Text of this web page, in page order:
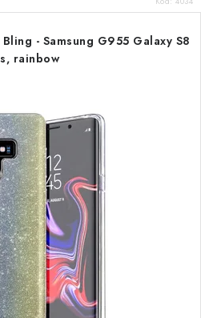
- Samsung G955 Galaxy S8
rainbow